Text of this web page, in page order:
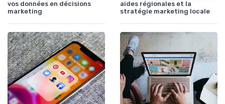
vos données en décisions
marketing
aides régionales et la
stratégie marketing locale